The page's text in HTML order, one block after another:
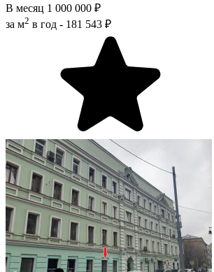
В месяц 1 000 000 ₽
за м2 в год - 181 543 ₽